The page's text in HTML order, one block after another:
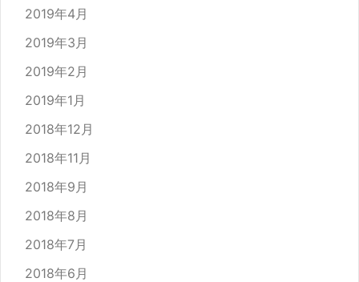
2019年4月
2019年3月
2019年2月
2019年1月
2018年12月
2018年11月
2018年9月
2018年8月
2018年7月
2018年6月